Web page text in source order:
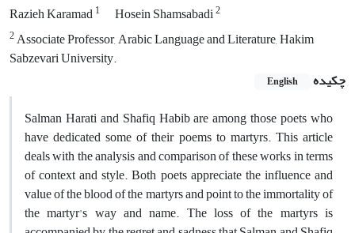
Razieh Karamad1 Hosein Shamsabadi2
2Associate Professor, Arabic Language and Literature, Hakim
Sabzevari University.
چکیده
English
Salman Harati and Shafiq Habib are among those poets who
have dedicated some of their poems to martyrs. This article
deals with the analysis and comparison of these works in terms
of context and style. Both poets appreciate the influence and
value of the blood of the martyrs and point to the immortality of
the martyr's way and name. The loss of the martyrs is